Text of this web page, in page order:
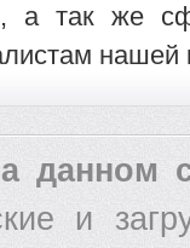
а так же
нашей
данном
и